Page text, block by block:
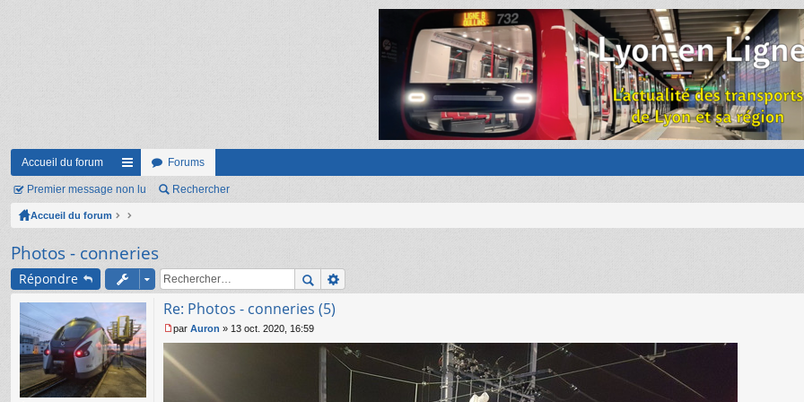
Accueil du forum
ac
co
ci
s
Forums
Premier message non lu Rechercher
Accueil du forum
Photos - conneries
Répondre
Re: Photos - conneries (5)
s
par Auron » 13 oct. 2020, 16:59